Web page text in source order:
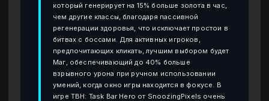
который генерирует на 15% больше золота в час,
чем другие классы, благодаря пассивной
регенерации здоровья, что исключает простои в
битвах с боссами. Для активных игроков,
предпочитающих кликать, лучшим выбором будет
Маг, обеспечивающий до 40% больше
взрывного урона при ручном использовании
умений, когда окно игры находится в фокусе. В
игре TBH: Task Bar Hero от SnoozingPixels очень